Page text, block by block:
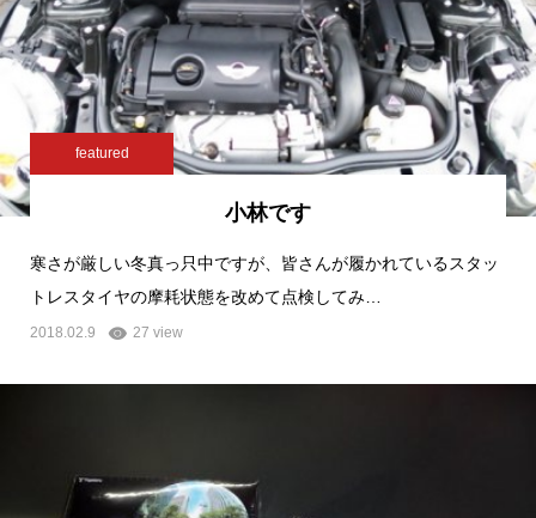
featured
小林です
寒さが厳しい冬真っ只中ですが、皆さんが履かれているスタッ
トレスタイヤの摩耗状態を改めて点検してみ…
2018.02.9 27 view